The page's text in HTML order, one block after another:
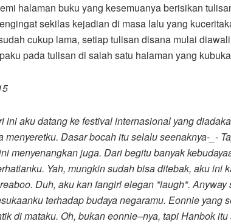
halaman buku yang kesemuanya berisikan
sekilas kejadian di masa lalu yang
cukup lama, setiap tulisan disana mulai
pada tulisan di salah satu halaman yang
ini aku datang ke festival internasional yang
menyeretku. Dasar bocah itu selalu seenaknya-_-
menyenangkan juga. Dari begitu banyak
Yah, mungkin sudah bisa ditebak, aku ini
Duh, aku kan fangirl elegan *laugh*.
terhadap budaya negaramu. Eonnie yang
di mataku. Oh, bukan eonnie–nya, tapi Hanbok